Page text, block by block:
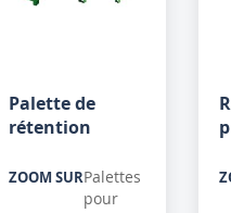
Palette de
rétention
ZOOM SURPalettes
pour